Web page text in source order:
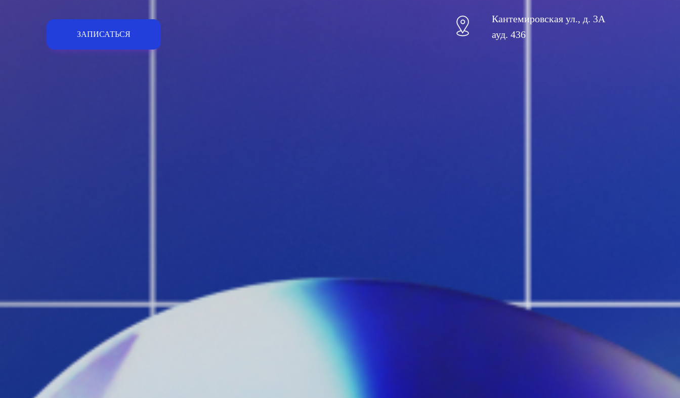
ЗАПИСАТЬСЯ
Кантемировская ул., д. 3А
ауд. 436